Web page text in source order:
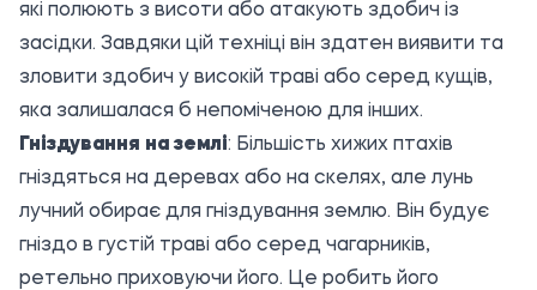
які полюють з висоти або атакують здобич із
засідки. Завдяки цій техніці він здатен виявити та
зловити здобич у високій траві або серед кущів,
яка залишалася б непоміченою для інших.
Гніздування на землі: Більшість хижих птахів
гніздяться на деревах або на скелях, але лунь
лучний обирає для гніздування землю. Він будує
гніздо в густій траві або серед чагарників,
ретельно приховуючи його. Це робить його